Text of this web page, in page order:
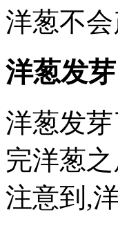
洋葱不
洋葱发
洋葱发
完洋葱
注意到,